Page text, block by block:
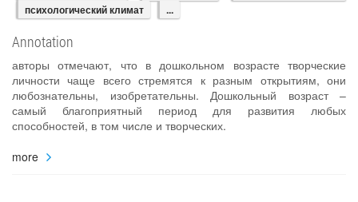
психологический климат
...
Annotation
авторы отмечают, что в дошкольном возрасте творческие
личности чаще всего стремятся к разным открытиям, они
любознательны, изобретательны. Дошкольный возраст –
самый благоприятный период для развития любых
способностей, в том числе и творческих.
more